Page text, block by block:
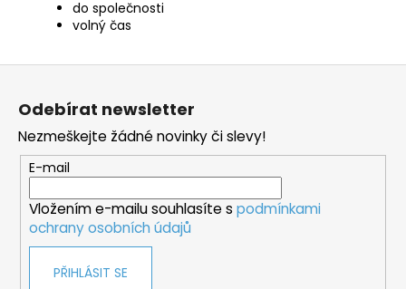
do společnosti
volný čas
Z
Odebírat newsletter
Nezmeškejte žádné novinky či slevy!
E-mail
Vložením e-mailu souhlasíte s podmínkami
ochrany osobních údajů
PŘIHLÁSIT SE